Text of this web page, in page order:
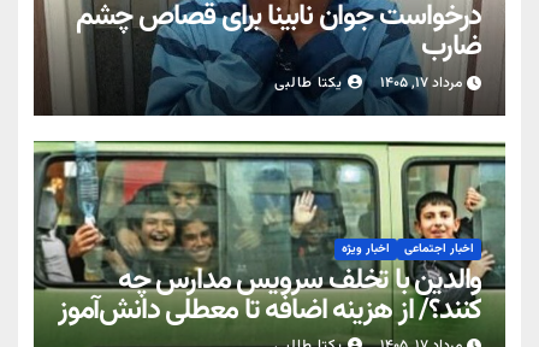
درخواست جوان نابینا برای قصاص چشم
ضارب
مرداد ۱۷, ۱۴۰۵ یکتا طالبی
اخبار اجتماعی اخبار ویژه
والدین با تخلف سرویس مدارس چه
کنند؟/ از هزینه اضافه تا معطلی دانش‌آموز